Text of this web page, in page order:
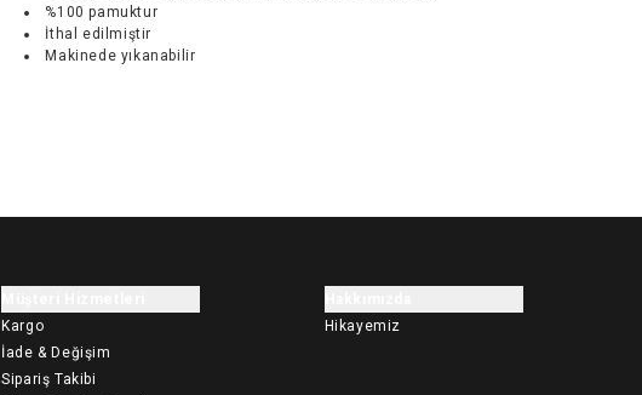
%100 pamuktur
İthal edilmiştir
Makinede yıkanabilir
Kargo
İade & Değişim
Sipariş Takibi
Hikayemiz